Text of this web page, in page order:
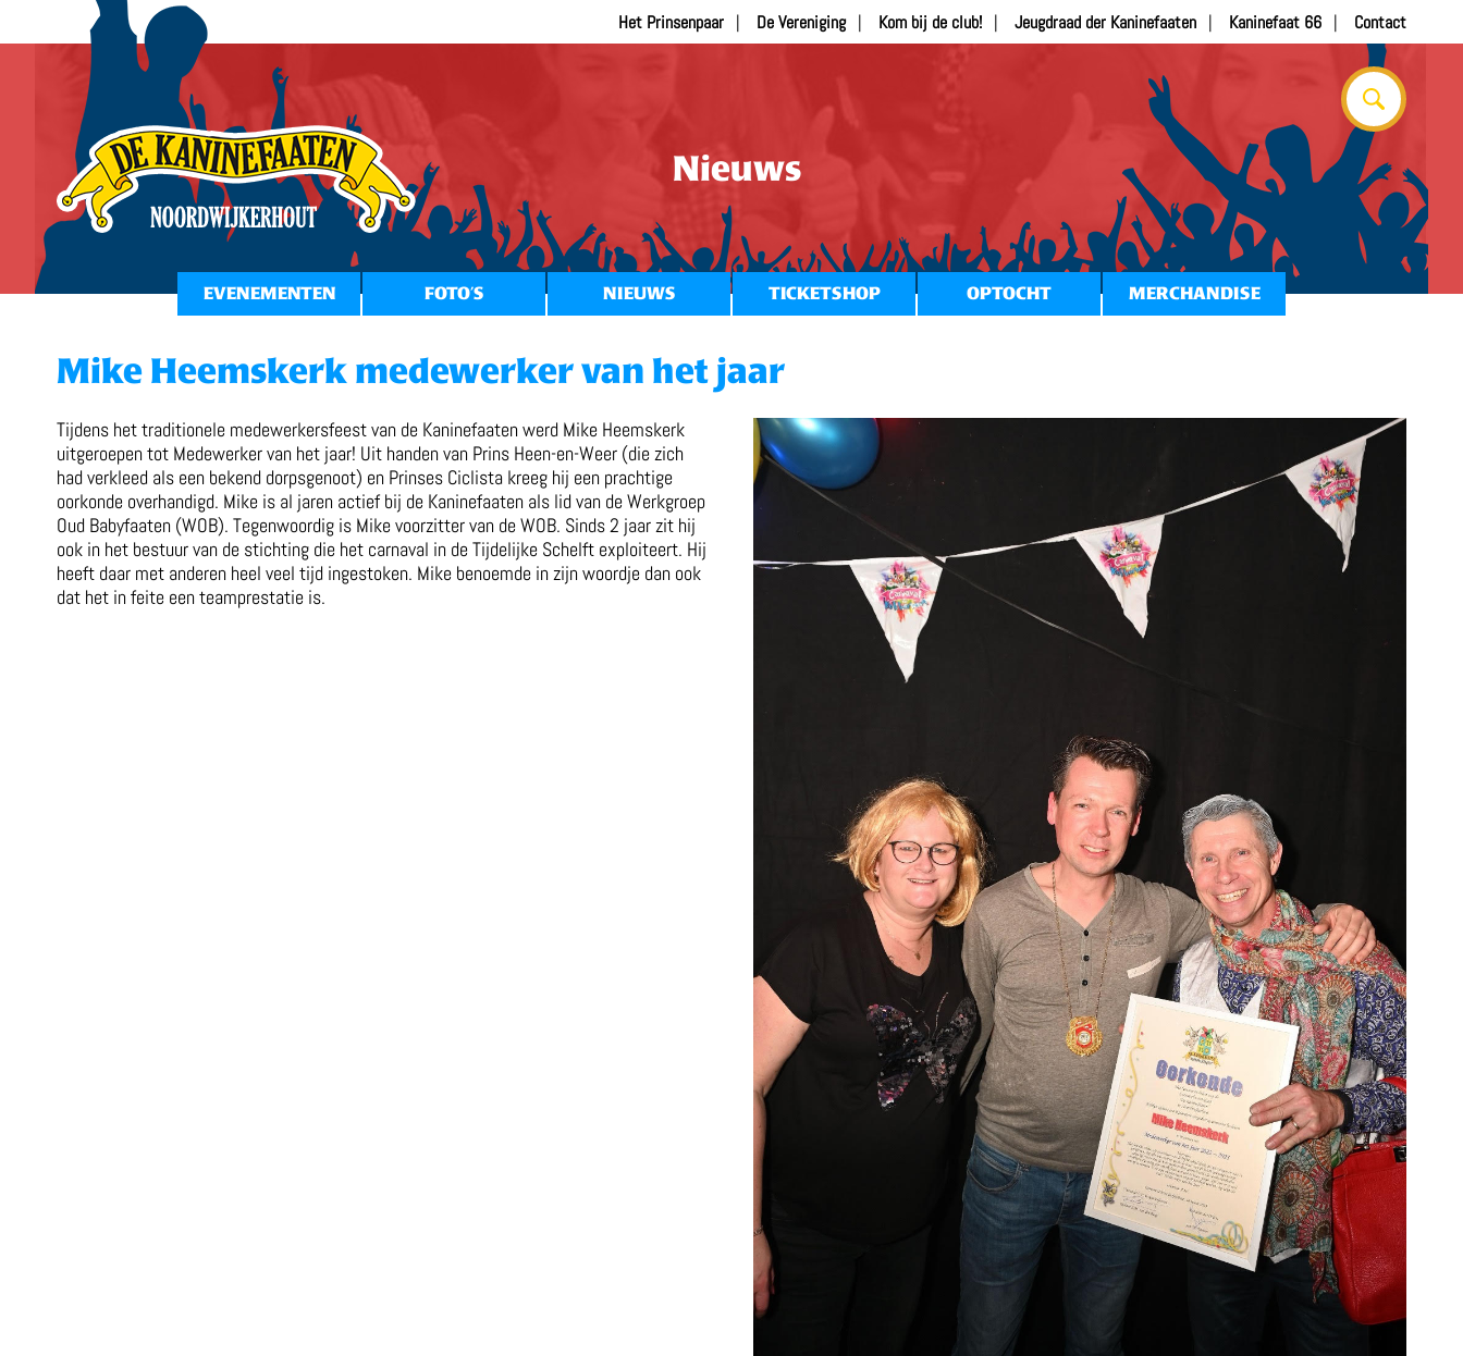
Nieuws
Het Prinsenpaar De Vereniging Kom bij de club! Jeugdraad der Kaninefaaten Kaninefaat 66 Contact
EVENEMENTEN FOTO’S NIEUWS TICKETSHOP OPTOCHT MERCHANDISE
Mike Heemskerk medewerker van het jaar
Tijdens het traditionele medewerkersfeest van de Kaninefaaten werd Mike Heemskerk
uitgeroepen tot Medewerker van het jaar! Uit handen van Prins Heen-en-Weer (die zich
had verkleed als een bekend dorpsgenoot) en Prinses Ciclista kreeg hij een prachtige
oorkonde overhandigd. Mike is al jaren actief bij de Kaninefaaten als lid van de Werkgroep
Oud Babyfaaten (WOB). Tegenwoordig is Mike voorzitter van de WOB. Sinds 2 jaar zit hij
ook in het bestuur van de stichting die het carnaval in de Tijdelijke Schelft exploiteert. Hij
heeft daar met anderen heel veel tijd ingestoken. Mike benoemde in zijn woordje dan ook
dat het in feite een teamprestatie is.